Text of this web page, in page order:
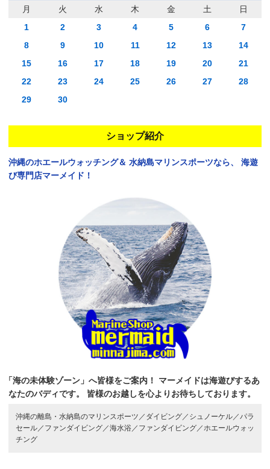
月 火 水 木 金 土
日
1
2 3 4 5 6
7
8
9 10 11 12 13
14
15
16 17 18 19 20
21
22
23 24 25 26 27
28
29
30
ショップ紹介
沖縄のホエールウォッチング＆ 水納島マリンスポーツなら、
海遊
び専門店マーメイド！
「海の未体験ゾーン」へ皆様をご案内！
マーメイドは海遊びするあ
なたのバディです。
皆様のお越しを心よりお待ちしております。
沖縄の離島・水納島のマリンスポーツ／ ダイビング／ シュノーケル／パラ
セール／ ファンダイビング／海水浴／ ファンダイビング／ホエールウォッ
チング